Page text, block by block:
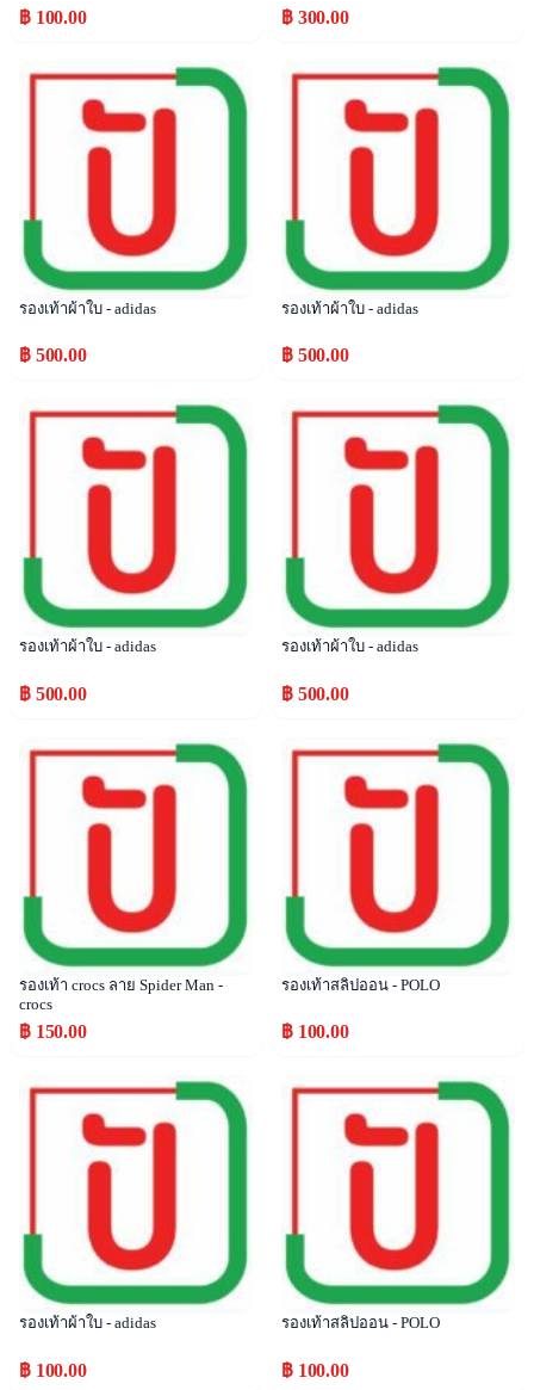
฿ 100.00 ฿ 300.00
Popular
รองเท้าผ้าใบ - adidas
฿ 500.00
Popular
รองเท้าผ้าใบ - adidas
฿ 500.00
Popular
รองเท้าผ้าใบ - adidas
฿ 500.00
Popular
รองเท้าผ้าใบ - adidas
฿ 500.00
Popular
รองเท้า crocs ลาย Spider Man -
crocs
฿ 150.00
Popular
รองเท้าสลิปออน - POLO
฿ 100.00
Popular
รองเท้าผ้าใบ - adidas
฿ 100.00
Popular
รองเท้าสลิปออน - POLO
฿ 100.00